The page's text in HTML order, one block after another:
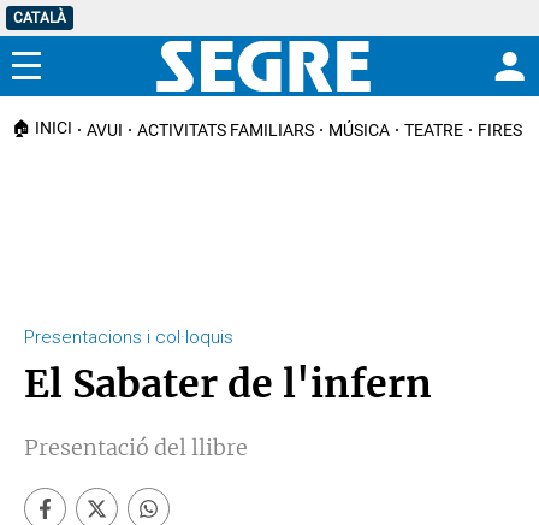
CATALÀ
Menú
🏠 INICI AVUI ACTIVITATS FAMILIARS MÚSICA TEATRE FIRES I
Presentacions i col·loquis
El Sabater de l'infern
Presentació del llibre